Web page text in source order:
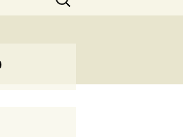
nach: